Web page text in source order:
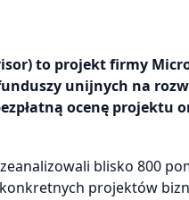
to projekt firmy
unijnych na
ocenę projektu
blisko 800
projektów